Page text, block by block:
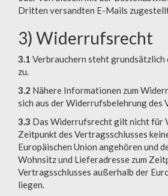
Dritten versandten E-Mails
3) Widerrufsrecht
3.1 Verbrauchern steht
zu.
3.2 Nähere Informationen zum
sich aus der Widerrufsbelehrung des
3.3 Das Widerrufsrecht gilt nicht für
Zeitpunkt des Vertragsschlusses
Europäischen Union angehören und
Wohnsitz und Lieferadresse zum
Vertragsschlusses außerhalb der
liegen.